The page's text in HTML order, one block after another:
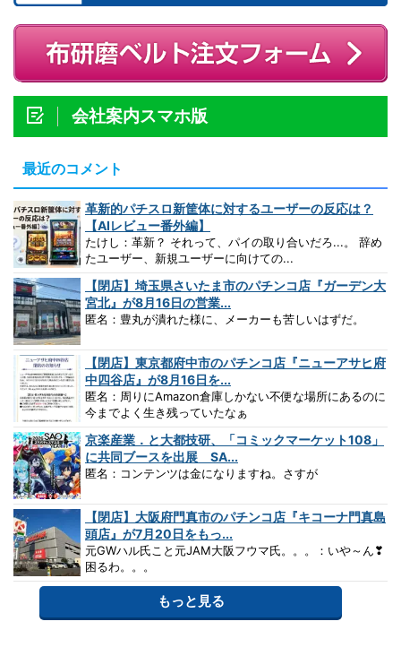
会社案内スマホ版
最近のコメント
革新的パチスロ新筐体に対するユーザーの反応は？
【AIレビュー番外編】
たけし：革新？ それって、パイの取り合いだろ...。 辞め
たユーザー、新規ユーザーに向けての...
【閉店】埼玉県さいたま市のパチンコ店『ガーデン大
宮北』が8月16日の営業...
匿名：豊丸が潰れた様に、メーカーも苦しいはずだ。
【閉店】東京都府中市のパチンコ店『ニューアサヒ府
中四谷店』が8月16日を...
匿名：周りにAmazon倉庫しかない不便な場所にあるのに
今までよく生き残っていたなぁ
京楽産業．と大都技研、「コミックマーケット108」
に共同ブースを出展 SA...
匿名：コンテンツは金になりますね。さすが
【閉店】大阪府門真市のパチンコ店『キコーナ門真島
頭店』が7月20日をもっ...
元GWハル氏こと元JAM大阪フウマ氏。。。：いや～ん❣
困るわ。。。
もっと見る